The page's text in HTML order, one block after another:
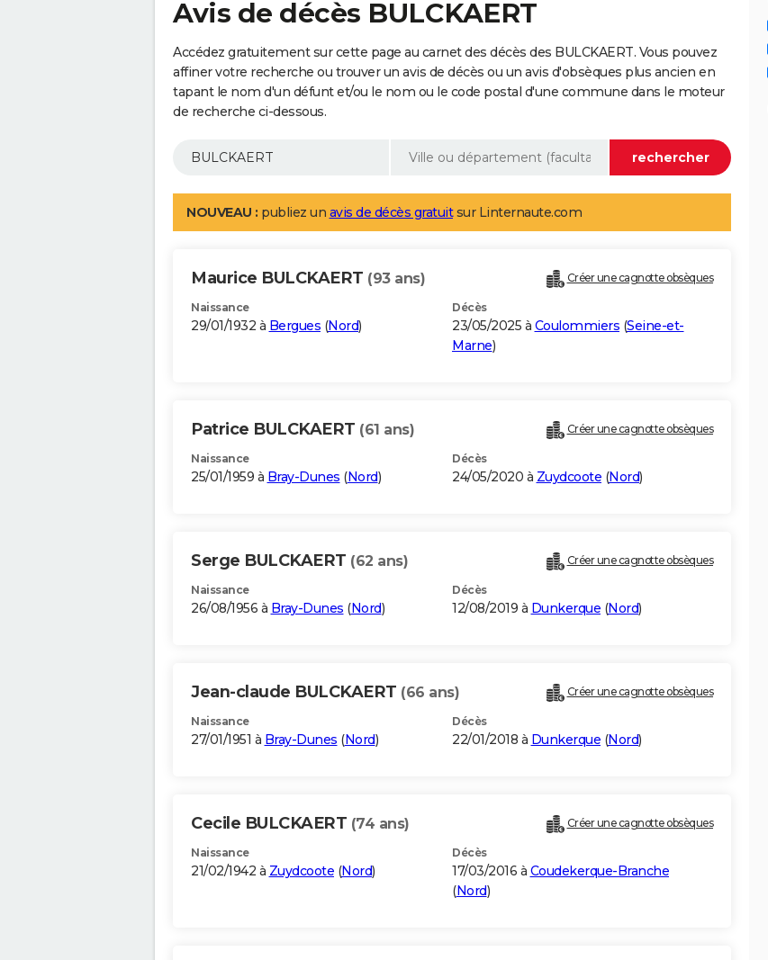
Avis de décès BULCKAERT
Accédez gratuitement sur cette page au carnet des décès des BULCKAERT. Vous pouvez
affiner votre recherche ou trouver un avis de décès ou un avis d'obsèques plus ancien en
tapant le nom d'un défunt et/ou le nom ou le code postal d'une commune dans le moteur
de recherche ci-dessous.
NOUVEAU : publiez un avis de décès gratuitsur Linternaute.com
Maurice BULCKAERT (93 ans) Créer une cagnotte obsèques
Naissance
29/01/1932 à Bergues (Nord)
Décès
23/05/2025 à Coulommiers (Seine-et-
Marne)
Patrice BULCKAERT (61 ans) Créer une cagnotte obsèques
Naissance
25/01/1959 à Bray-Dunes (Nord)
Décès
24/05/2020 à Zuydcoote (Nord)
Serge BULCKAERT (62 ans) Créer une cagnotte obsèques
Naissance
26/08/1956 à Bray-Dunes (Nord)
Décès
12/08/2019 à Dunkerque (Nord)
Jean-claude BULCKAERT (66 ans) Créer une cagnotte obsèques
Naissance
27/01/1951 à Bray-Dunes (Nord)
Décès
22/01/2018 à Dunkerque (Nord)
Cecile BULCKAERT (74 ans) Créer une cagnotte obsèques
Naissance
21/02/1942 à Zuydcoote (Nord)
Décès
17/03/2016 à Coudekerque-Branche
(Nord)